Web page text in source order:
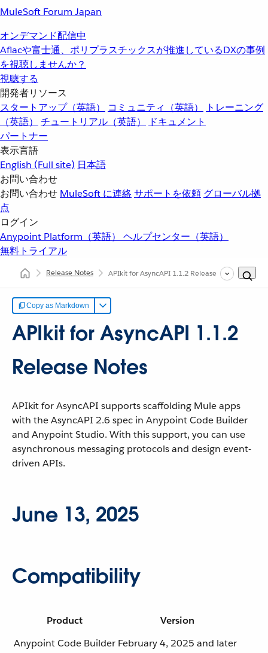
MuleSoft Forum Japan
オンデマンド配信中
Aflacや富士通、ポリプラスチックスが推進しているDXの事例
を視聴しませんか？
視聴する
開発者リソース
スタートアップ（英語）
コミュニティ（英語）
トレーニング
（英語）
チュートリアル（英語）
ドキュメント
パートナー
表示言語
English (Full site) 日本語
お問い合わせ
お問い合わせ MuleSoft に連絡サポートを依頼 グローバル拠
点
ログイン
Anypoint Platform（英語） ヘルプセンター（英語）
無料トライアル
Release Notes APIkit for AsyncAPI 1.1.2 Release Notes
Copy as Markdown
APIkit for AsyncAPI 1.1.2
Release Notes
APIkit for AsyncAPI supports scaffolding Mule apps
with the AsyncAPI 2.6 spec in Anypoint Code Builder
and Anypoint Studio. With this support, you can use
asynchronous messaging protocols and design event-
driven APIs.
June 13, 2025
Compatibility
Product
Version
Anypoint Code Builder February 4, 2025 and later